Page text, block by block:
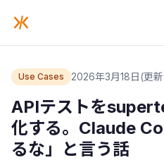
Use Cases 2026年3月18日(更
APIテストを
化する。Claude
るな」と言う話